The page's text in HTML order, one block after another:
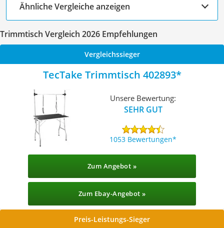
Ähnliche Vergleiche anzeigen
Trimmtisch Vergleich 2026 Empfehlungen
Vergleichssieger
TecTake Trimmtisch 402893
Unsere Bewertung:
SEHR GUT
1053 Bewertungen
Zum Angebot »
Zum Ebay-Angebot »
Preis-Leistungs-Sieger